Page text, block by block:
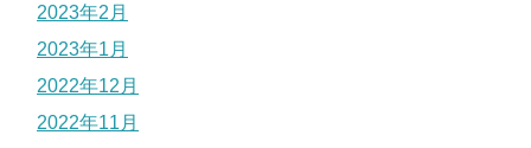
2023年2月
2023年1月
2022年12月
2022年11月